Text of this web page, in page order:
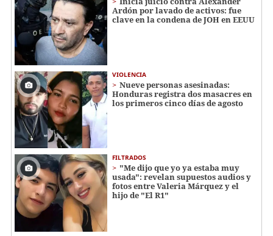
Ardón por lavado de activos: fue
clave en la condena de JOH en EEUU
VIOLENCIA
Nueve personas asesinadas:
Honduras registra dos masacres en
los primeros cinco días de agosto
FILTRADOS
"Me dijo que yo ya estaba muy
usada": revelan supuestos audios y
fotos entre Valeria Márquez y el
hijo de "El R1"